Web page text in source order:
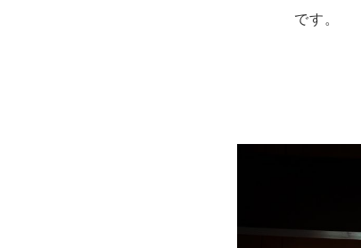
です。